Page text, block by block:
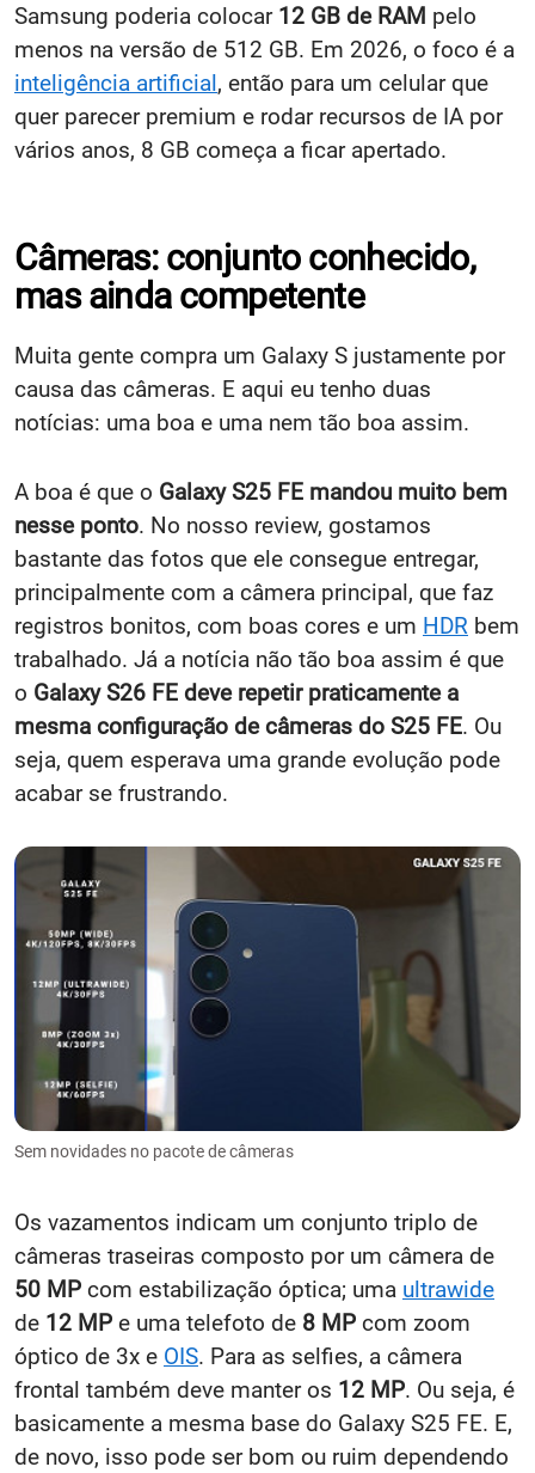
Samsung poderia colocar 12 GB de RAM pelo
menos na versão de 512 GB. Em 2026, o foco é a
inteligência artificial, então para um celular que
quer parecer premium e rodar recursos de IA por
vários anos, 8 GB começa a ficar apertado.
Câmeras: conjunto conhecido,
mas ainda competente
Muita gente compra um Galaxy S justamente por
causa das câmeras. E aqui eu tenho duas
notícias: uma boa e uma nem tão boa assim.
A boa é que o Galaxy S25 FE mandou muito bem
nesse ponto. No nosso review, gostamos
bastante das fotos que ele consegue entregar,
principalmente com a câmera principal, que faz
registros bonitos, com boas cores e um HDR bem
trabalhado. Já a notícia não tão boa assim é que
o Galaxy S26 FE deve repetir praticamente a
mesma configuração de câmeras do S25 FE. Ou
seja, quem esperava uma grande evolução pode
acabar se frustrando.
Sem novidades no pacote de câmeras
Os vazamentos indicam um conjunto triplo de
câmeras traseiras composto por um câmera de
50 MP com estabilização óptica; uma ultrawide
de 12 MP e uma telefoto de 8 MP com zoom
óptico de 3x e OIS. Para as selfies, a câmera
frontal também deve manter os 12 MP. Ou seja, é
basicamente a mesma base do Galaxy S25 FE. E,
de novo, isso pode ser bom ou ruim dependendo